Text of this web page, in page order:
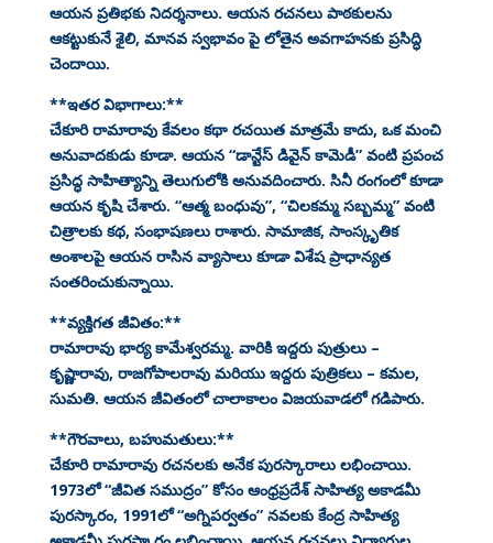
ఆయన ప్రతిభకు నిదర్శనాలు. ఆయన రచనలు పాఠకులను
ఆకట్టుకునే శైలి, మానవ స్వభావం పై లోతైన అవగాహనకు ప్రసిద్ధి
చెందాయి.
**ఇతర విభాగాలు:**
చేకూరి రామారావు కేవలం కథా రచయిత మాత్రమే కాదు, ఒక మంచి
అనువాదకుడు కూడా. ఆయన “డాన్టేస్ డివైన్ కామెడీ” వంటి ప్రపంచ
ప్రసిద్ధ సాహిత్యాన్ని తెలుగులోకి అనువదించారు. సినీ రంగంలో కూడా
ఆయన కృషి చేశారు. “ఆత్మ బంధువు”, “చిలకమ్మ సబ్బమ్మ” వంటి
చిత్రాలకు కథ, సంభాషణలు రాశారు. సామాజిక, సాంస్కృతిక
అంశాలపై ఆయన రాసిన వ్యాసాలు కూడా విశేష ప్రాధాన్యత
సంతరించుకున్నాయి.
**వ్యక్తిగత జీవితం:**
రామారావు భార్య కామేశ్వరమ్మ. వారికి ఇద్దరు పుత్రులు –
కృష్ణారావు, రాజగోపాలరావు మరియు ఇద్దరు పుత్రికలు – కమల,
సుమతి. ఆయన జీవితంలో చాలాకాలం విజయవాడలో గడిపారు.
**గౌరవాలు, బహుమతులు:**
చేకూరి రామారావు రచనలకు అనేక పురస్కారాలు లభించాయి.
1973లో “జీవిత సముద్రం” కోసం ఆంధ్రప్రదేశ్ సాహిత్య అకాడమీ
పురస్కారం, 1991లో “అగ్నిపర్వతం” నవలకు కేంద్ర సాహిత్య